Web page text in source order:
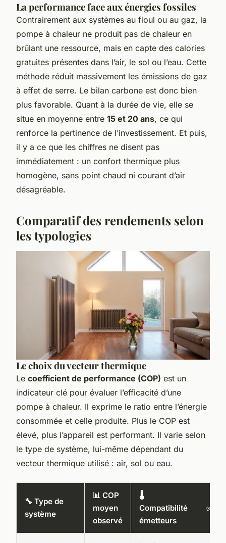
La performance face aux énergies fossiles
Contrairement aux systèmes au fioul ou au gaz, la
pompe à chaleur ne produit pas de chaleur en
brûlant une ressource, mais en capte des calories
gratuites présentes dans l’air, le sol ou l’eau. Cette
méthode réduit massivement les émissions de gaz
à effet de serre. Le bilan carbone est donc bien
plus favorable. Quant à la durée de vie, elle se
situe en moyenne entre 15 et 20 ans, ce qui
renforce la pertinence de l’investissement. Et puis,
il y a ce que les chiffres ne disent pas
immédiatement : un confort thermique plus
homogène, sans point chaud ni courant d’air
désagréable.
Comparatif des rendements selon
les typologies
Le choix du vecteur thermique
Le coefficient de performance (COP) est un
indicateur clé pour évaluer l’efficacité d’une
pompe à chaleur. Il exprime le ratio entre l’énergie
consommée et celle produite. Plus le COP est
élevé, plus l’appareil est performant. Il varie selon
le type de système, lui-même dépendant du
vecteur thermique utilisé : air, sol ou eau.
🔧 Type de
système
📊 COP
moyen
observé
🌡️
Compatibilité
émetteurs
✅